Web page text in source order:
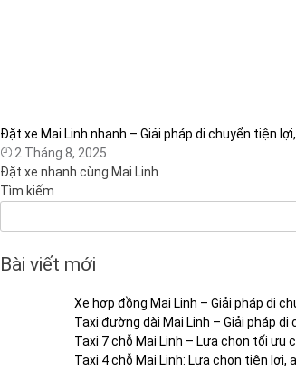
Đặt xe Mai Linh nhanh – Giải pháp di chuyển tiện
2 Tháng 8, 2025
Đặt xe nhanh cùng Mai Linh
Tìm kiếm
Bài viết mới
Xe hợp đồng Mai Linh – Giải pháp di
Taxi đường dài Mai Linh – Giải pháp
Taxi 7 chỗ Mai Linh – Lựa chọn tối ưu
Taxi 4 chỗ Mai Linh: Lựa chọn tiện lợi,